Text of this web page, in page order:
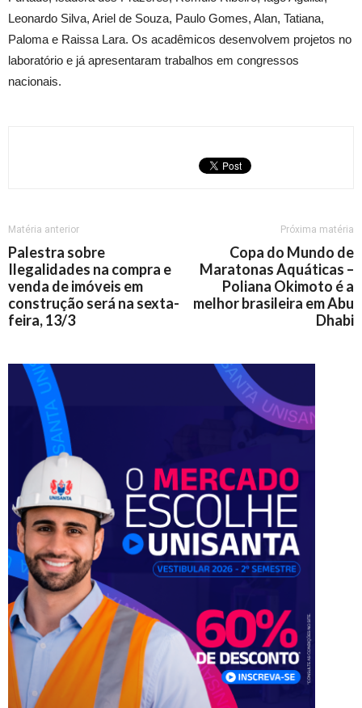
Leonardo Silva, Ariel de Souza, Paulo Gomes, Alan, Tatiana,
Paloma e Raissa Lara. Os acadêmicos desenvolvem projetos no
laboratório e já apresentaram trabalhos em congressos
nacionais.
Matéria anterior
Palestra sobre
Ilegalidades na compra e
venda de imóveis em
construção será na sexta-
feira, 13/3
Próxima matéria
Copa do Mundo de
Maratonas Aquáticas –
Poliana Okimoto é a
melhor brasileira em Abu
Dhabi